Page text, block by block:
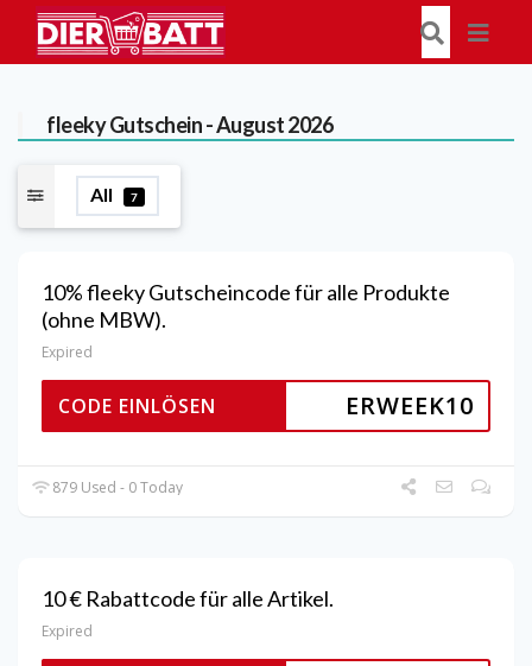
fleekyGutschein - August 2026
All 7
10% fleeky Gutscheincode für alle Produkte
(ohne MBW).
Expired
ERWEEK10
CODE EINLÖSEN
879 Used - 0 Today
10 € Rabattcode für alle Artikel.
Expired